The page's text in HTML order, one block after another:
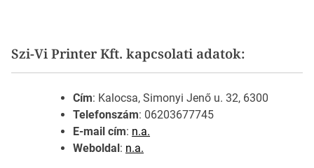
Szi-Vi Printer Kft. kapcsolati adatok:
Cím: Kalocsa, Simonyi Jenő u. 32, 6300
Telefonszám: 06203677745
E-mail cím: n.a.
Weboldal : n.a.